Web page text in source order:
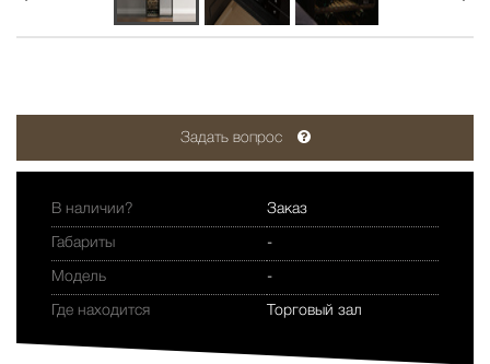
Задать вопрос
В наличии? Заказ
Габариты -
Модель -
Где находится Торговый зал